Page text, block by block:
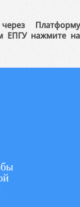
Платформу
ЕПГУ нажмите на